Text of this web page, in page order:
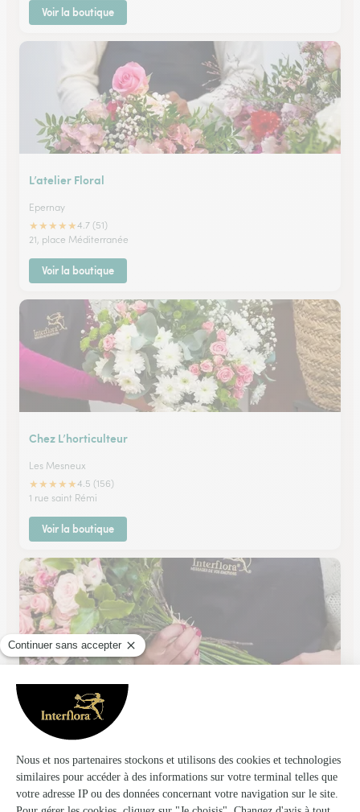
Voir la boutique
L’atelier Floral
Epernay
★★★★★4.7 (51)
21, place Méditerranée
Voir la boutique
Chez L’horticulteur
Les Mesneux
★★★★★4.5 (156)
1 rue saint Rémi
Voir la boutique
Depommier Freres
AY
★★★4.5 (42)
4, Avenue du General Leclerc
Voir la boutique